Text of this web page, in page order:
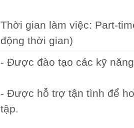
Thời gian làm việc: Part-
động thời gian)
- Được đào tạo các kỹ
- Được hỗ trợ tận tình để
tập.